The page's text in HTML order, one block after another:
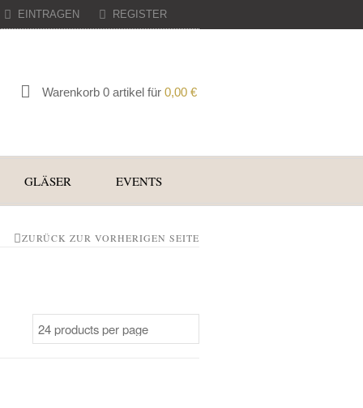
EINTRAGEN REGISTER
Warenkorb 0 artikel für 0,00 €
GLÄSER EVENTS
ZURÜCK ZUR VORHERIGEN SEITE